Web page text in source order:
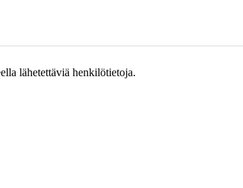
lähetettäviä henkilötietoja.